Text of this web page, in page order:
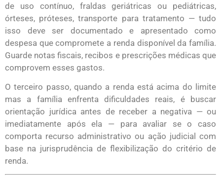
de uso contínuo, fraldas geriátricas ou pediátricas,
órteses, próteses, transporte para tratamento — tudo
isso deve ser documentado e apresentado como
despesa que compromete a renda disponível da família.
Guarde notas fiscais, recibos e prescrições médicas que
comprovem esses gastos.
O terceiro passo, quando a renda está acima do limite
mas a família enfrenta dificuldades reais, é buscar
orientação jurídica antes de receber a negativa — ou
imediatamente após ela — para avaliar se o caso
comporta recurso administrativo ou ação judicial com
base na jurisprudência de flexibilização do critério de
renda.